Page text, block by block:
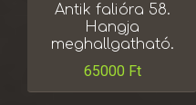
Antik falióra 58.
Hangja
meghallgatható.
65000 Ft